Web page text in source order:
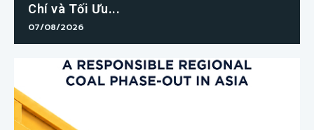
Chí và Tối Ưu...
07/08/2026